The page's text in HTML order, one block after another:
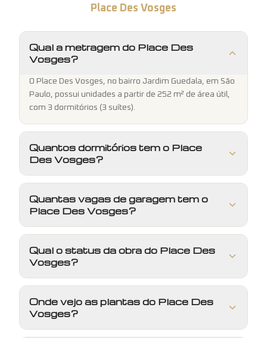
Place Des Vosges
Qual a metragem do Place Des
Vosges?
O Place Des Vosges, no bairro Jardim Guedala, em São
Paulo, possui unidades a partir de 252 m² de área útil,
com 3 dormitórios (3 suítes).
Quantos dormitórios tem o Place
Des Vosges?
Quantas vagas de garagem tem o
Place Des Vosges?
Qual o status da obra do Place Des
Vosges?
Onde vejo as plantas do Place Des
Vosges?